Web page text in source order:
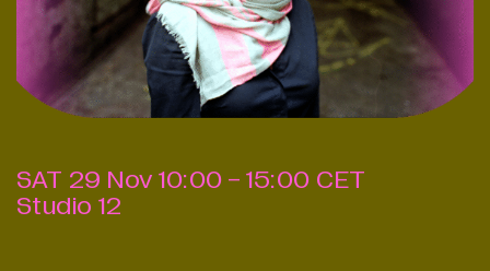
SAT 29 Nov 10:00 -15:00 CET
Studio 12